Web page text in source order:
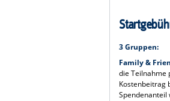
3 Gruppen:
Family &
die Teilnahme
Kostenbeitrag
Spendenanteil